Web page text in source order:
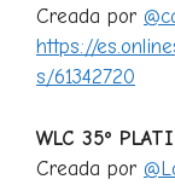
Creada por
https://
s/61342720
WLC 35º
Creada por